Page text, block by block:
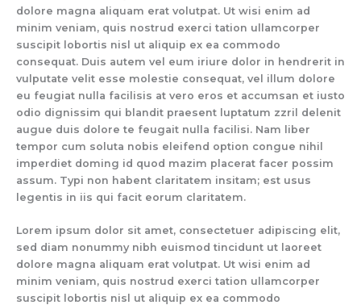
dolore magna aliquam erat volutpat. Ut wisi enim ad
minim veniam, quis nostrud exerci tation ullamcorper
suscipit lobortis nisl ut aliquip ex ea commodo
consequat. Duis autem vel eum iriure dolor in hendrerit in
vulputate velit esse molestie consequat, vel illum dolore
eu feugiat nulla facilisis at vero eros et accumsan et iusto
odio dignissim qui blandit praesent luptatum zzril delenit
augue duis dolore te feugait nulla facilisi. Nam liber
tempor cum soluta nobis eleifend option congue nihil
imperdiet doming id quod mazim placerat facer possim
assum. Typi non habent claritatem insitam; est usus
legentis in iis qui facit eorum claritatem.
Lorem ipsum dolor sit amet, consectetuer adipiscing elit,
sed diam nonummy nibh euismod tincidunt ut laoreet
dolore magna aliquam erat volutpat. Ut wisi enim ad
minim veniam, quis nostrud exerci tation ullamcorper
suscipit lobortis nisl ut aliquip ex ea commodo